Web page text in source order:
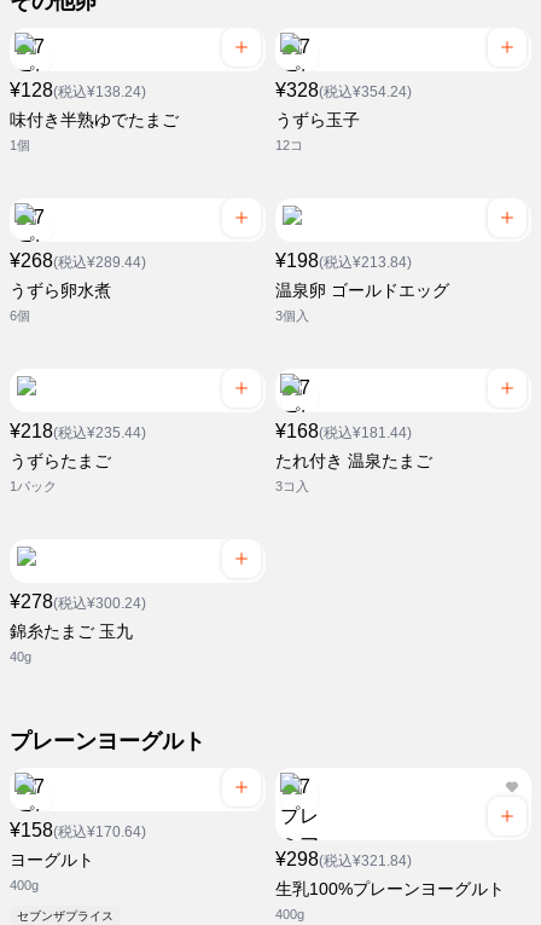
¥128(税込¥138.24)
味付き半熟ゆでたまご
1個
¥328(税込¥354.24)
うずら玉子
12コ
¥268(税込¥289.44)
うずら卵水煮
6個
¥198(税込¥213.84)
温泉卵 ゴールドエッグ
3個入
¥218(税込¥235.44)
うずらたまご
1パック
¥168(税込¥181.44)
たれ付き 温泉たまご
3コ入
¥278(税込¥300.24)
錦糸たまご 玉九
40g
プレーンヨーグルト
¥158(税込¥170.64)
ヨーグルト
400g
セブンザプライス
¥298(税込¥321.84)
生乳100%プレーンヨーグルト
400g